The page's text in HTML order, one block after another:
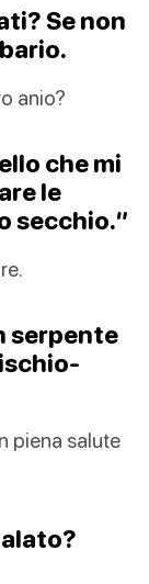
Se non
anio?
che mi
le
secchio.”
serpente
piena salute